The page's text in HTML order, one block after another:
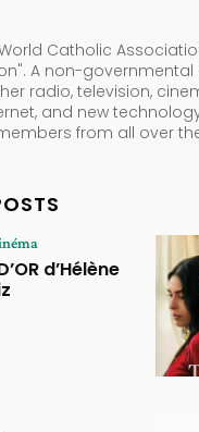
Catholic
A non-governmental
radio, television,
and new
from all over
d’Hélène